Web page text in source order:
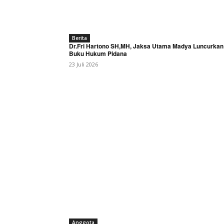
Berita
Dr.Fri Hartono SH,MH, Jaksa Utama Madya
Buku Hukum Pidana
23 Juli 2026
Anggota